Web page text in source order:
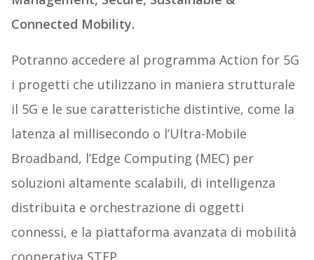
Connected Mobility.
Potranno accedere al programma Action for 5G
i progetti che utilizzano in maniera strutturale
il 5G e le sue caratteristiche distintive, come la
latenza al millisecondo o l’Ultra-Mobile
Broadband, l’Edge Computing (MEC) per
soluzioni altamente scalabili, di intelligenza
distribuita e orchestrazione di oggetti
connessi, e la piattaforma avanzata di mobilità